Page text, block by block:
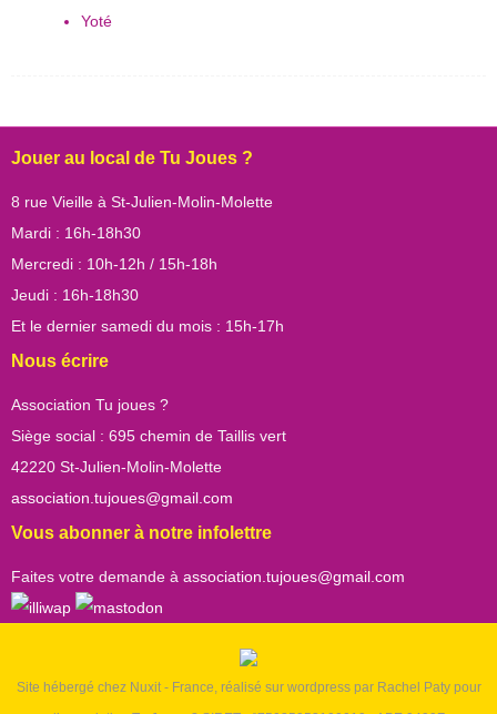
Yoté
Jouer au local de Tu Joues ?
8 rue Vieille à St-Julien-Molin-Molette
Mardi : 16h-18h30
Mercredi : 10h-12h / 15h-18h
Jeudi : 16h-18h30
Et le dernier samedi du mois : 15h-17h
Nous écrire
Association Tu joues ?
Siège social : 695 chemin de Taillis vert
42220 St-Julien-Molin-Molette
association.tujoues@gmail.com
Vous abonner à notre infolettre
Faites votre demande à association.tujoues@gmail.com
Site hébergé chez Nuxit - France, réalisé sur wordpress par Rachel Paty pour